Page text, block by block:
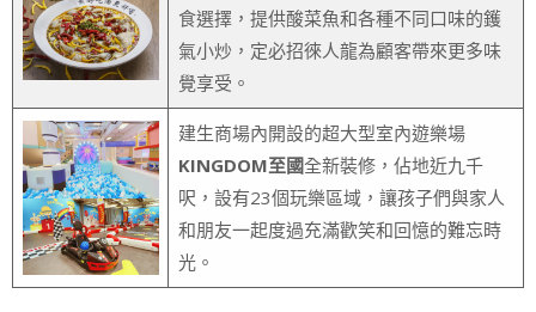
食選擇，提供酸菜魚和各種不同口味的鑊
氣小炒，定必招徠人龍為顧客帶來更多味
覺享受。
建生商場內開設的超大型室內遊樂場
KINGDOM至國全新裝修，佔地近九千
呎，設有23個玩樂區域，讓孩子們與家人
和朋友一起度過充滿歡笑和回憶的難忘時
光。